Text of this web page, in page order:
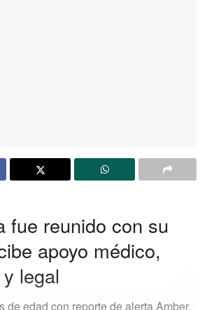
fue reunido con su
apoyo médico,
legal
de edad con reporte de alerta Amber,